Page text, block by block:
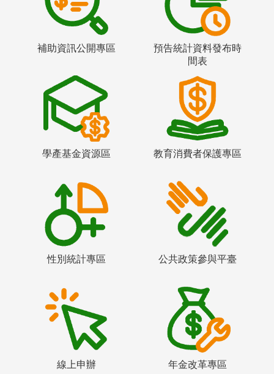
補助資訊公開專區
預告統計資料發布時
間表
學產基金資源區 教育消費者保護專區
性別統計專區 公共政策參與平臺
線上申辦 年金改革專區